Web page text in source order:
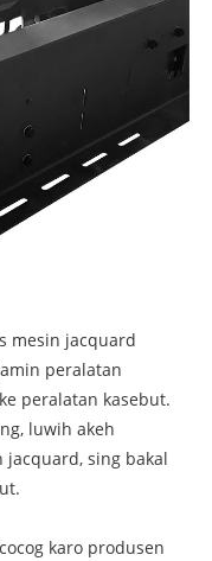
mesin jacquard
peralatan
peralatan kasebut.
luwih akeh
sing bakal
karo produsen